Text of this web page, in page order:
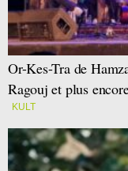
Or-Kes-Tra de
Ragouj et plus
KULT